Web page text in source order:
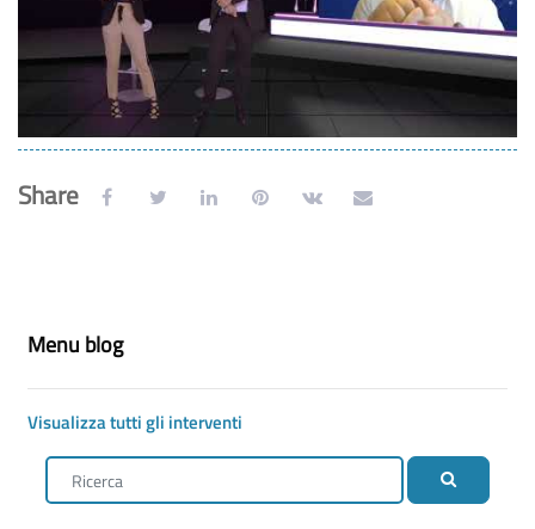
Share
Salta Menu blog
Menu blog
Visualizza tutti gli interventi
Ricerca
Ricerca